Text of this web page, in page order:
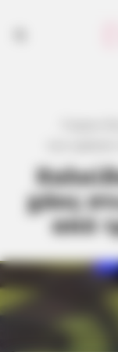
χάος
από